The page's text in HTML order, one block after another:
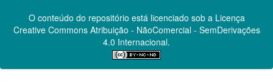
O conteúdo do repositório está licenciado sob a Licença
Creative CommonsAtribuição - NãoComercial - SemDerivações
4.0 Internacional.